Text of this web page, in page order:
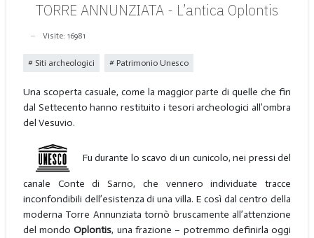
TORRE ANNUNZIATA - L’antica Oplontis
Visite: 16981
Siti archeologici Patrimonio Unesco
Una scoperta casuale, come la maggior parte di quelle che fin
dal Settecento hanno restituito i tesori archeologici all’ombra
del Vesuvio.
Fu durante lo scavo di un cunicolo, nei pressi del
canale Conte di Sarno, che vennero individuate tracce
inconfondibili dell’esistenza di una villa. E così dal centro della
moderna Torre Annunziata tornò bruscamente all’attenzione
del mondoOplontis, una frazione – potremmo definirla oggi